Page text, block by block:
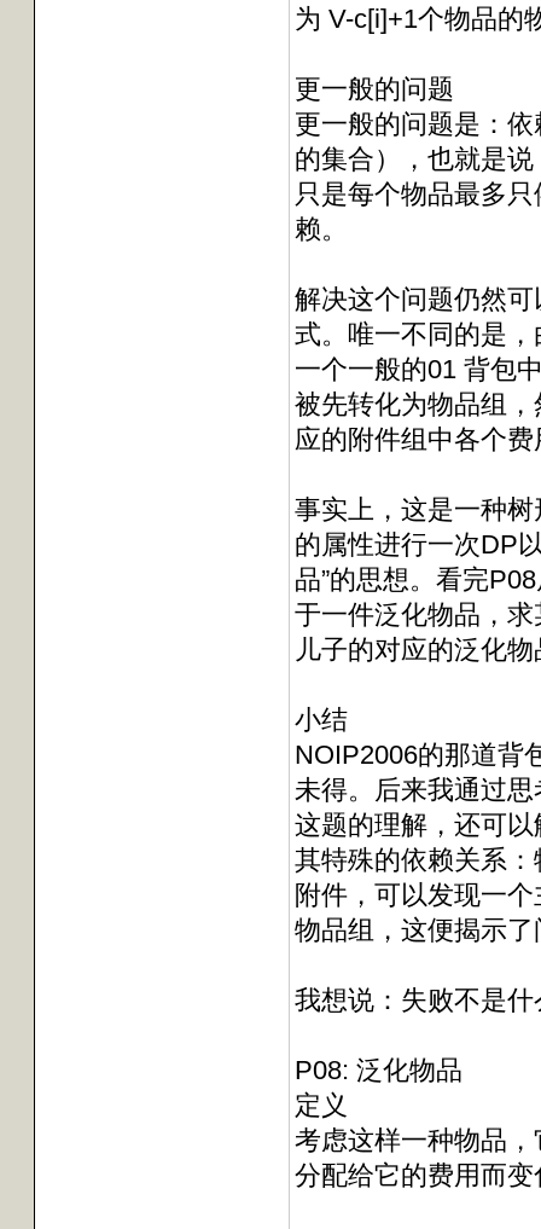
为 V-c[i]+1个物品的
更一般的问题
更一般的问题是：
的集合），也就是
只是每个物品最多
赖。
解决这个问题仍然
式。唯一不同的是
一个一般的01 背包
被先转化为物品组
应的附件组中各个
事实上，这是一种
的属性进行一次DP
品”的思想。看完
于一件泛化物品，
儿子的对应的泛化
小结
NOIP2006的那道背
未得。后来我通过思
这题的理解，还可
其特殊的依赖关系
附件，可以发现一
物品组，这便揭示
我想说：失败不是
P08: 泛化物品
定义
考虑这样一种物品
分配给它的费用而